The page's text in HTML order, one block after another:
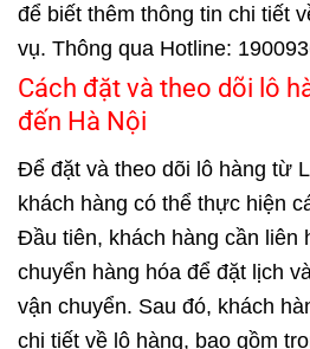
để biết thêm thông tin chi tiết
vụ. Thông qua Hotline:
Cách đặt và theo dõi lô
đến Hà Nội
Để đặt và theo dõi lô hàng từ
khách hàng có thể thực hiện
Đầu tiên, khách hàng cần liên
chuyển hàng hóa để đặt lịch
vận chuyển. Sau đó, khách
chi tiết về lô hàng, bao gồm